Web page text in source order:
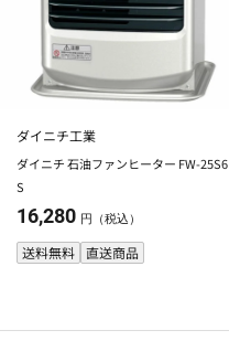
ダイニチ工業
ダイニチ 石油ファンヒーター FW-25S6
S
16,280 円（税込）
送料無料 直送商品